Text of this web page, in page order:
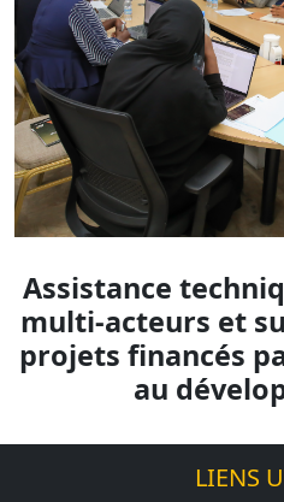
Assistance
multi-acteurs et
projets financés
au
LIENS